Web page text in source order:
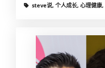
steve说, 个人成长, 心理健康